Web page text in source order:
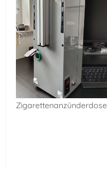
Zigarettenanzünderdose